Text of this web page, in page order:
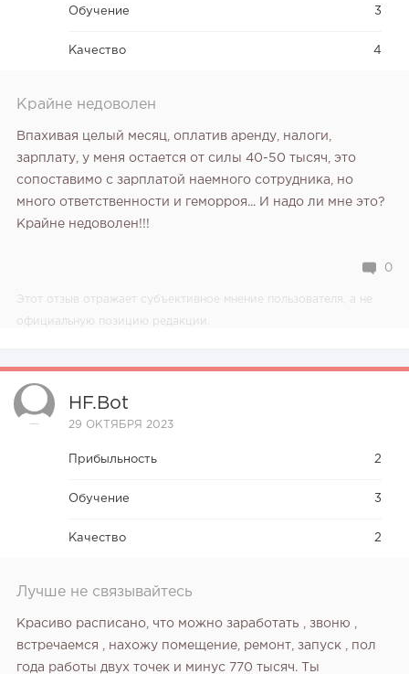
Обучение 3
Качество 4
Крайне недоволен
Впахивая целый месяц, оплатив аренду, налоги,
зарплату, у меня остается от силы 40-50 тысяч, это
сопоставимо с зарплатой наемного сотрудника, но
много ответственности и геморроя... И надо ли мне это?
Крайне недоволен!!!
0
Этот отзыв отражает субъективное мнение пользователя, а не
официальную позицию редакции.
HF.bot
29 ОКТЯБРЯ 2023
Прибыльность 2
Обучение 3
Качество 2
Лучше не связывайтесь
Красиво расписано, что можно заработать , звоню ,
встречаемся , нахожу помещение, ремонт, запуск , пол
года работы двух точек и минус 770 тысяч. Ты